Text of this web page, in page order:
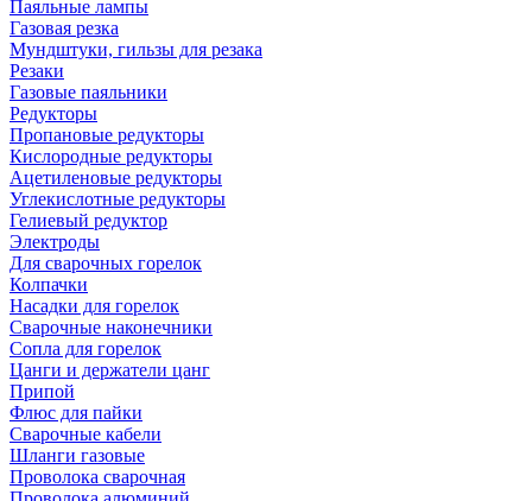
Паяльные лампы
Газовая резка
Мундштуки, гильзы для резака
Резаки
Газовые паяльники
Редукторы
Пропановые редукторы
Кислородные редукторы
Ацетиленовые редукторы
Углекислотные редукторы
Гелиевый редуктор
Электроды
Для сварочных горелок
Колпачки
Насадки для горелок
Сварочные наконечники
Сопла для горелок
Цанги и держатели цанг
Припой
Флюс для пайки
Сварочные кабели
Шланги газовые
Проволока сварочная